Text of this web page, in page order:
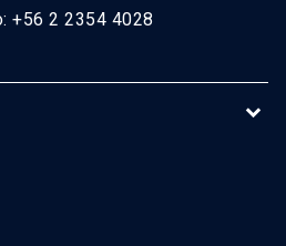
+56 2 2354 4028